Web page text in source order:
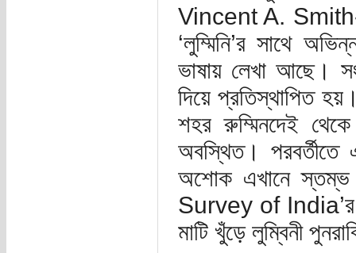
Vincent A. Smith-এর
‘লুম্মিনি’র সাথে
ভাষায় লেখা আছে।
দিয়ে প্রতিস্থাপিত
শহর রুম্মিনদেই
অবস্থিত।
অশোক এখানে
Survey of India’র
মাটি খুঁড়ে লুম্বিনী